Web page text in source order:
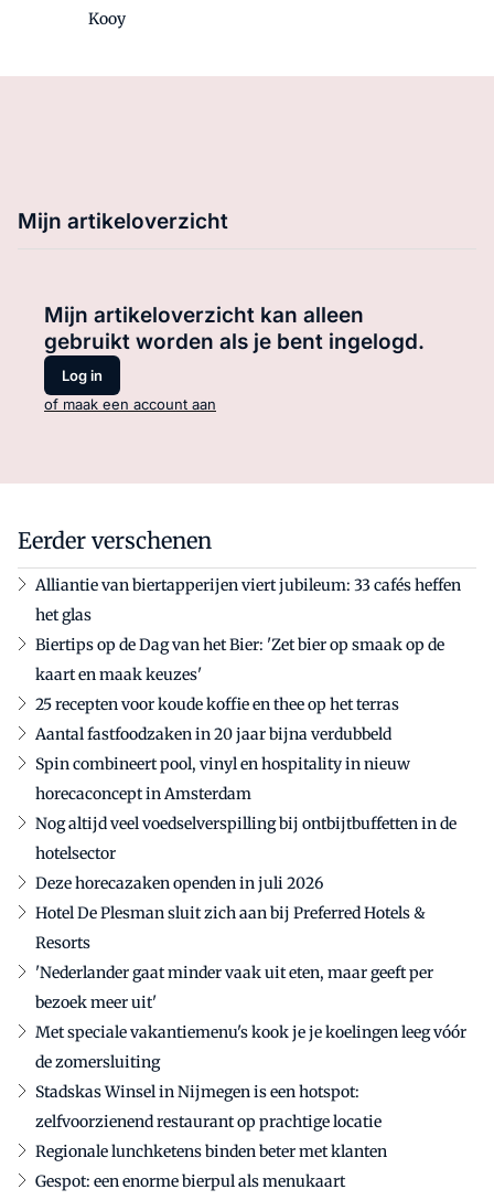
Kooy
Mijn artikeloverzicht
Mijn artikeloverzicht kan alleen
gebruikt worden als je bent ingelogd.
Log in
of maak een account aan
Eerder verschenen
Alliantie van biertapperijen viert jubileum: 33 cafés heffen
het glas
Biertips op de Dag van het Bier: 'Zet bier op smaak op de
kaart en maak keuzes'
25 recepten voor koude koffie en thee op het terras
Aantal fastfoodzaken in 20 jaar bijna verdubbeld
Spin combineert pool, vinyl en hospitality in nieuw
horecaconcept in Amsterdam
Nog altijd veel voedselverspilling bij ontbijtbuffetten in de
hotelsector
Deze horecazaken openden in juli 2026
Hotel De Plesman sluit zich aan bij Preferred Hotels &
Resorts
'Nederlander gaat minder vaak uit eten, maar geeft per
bezoek meer uit'
Met speciale vakantiemenu's kook je je koelingen leeg vóór
de zomersluiting
Stadskas Winsel in Nijmegen is een hotspot:
zelfvoorzienend restaurant op prachtige locatie
Regionale lunchketens binden beter met klanten
Gespot: een enorme bierpul als menukaart